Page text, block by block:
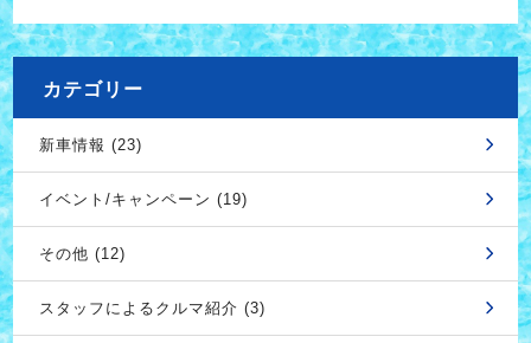
カテゴリー
新車情報 (23)
イベント/キャンペーン (19)
その他 (12)
スタッフによるクルマ紹介 (3)